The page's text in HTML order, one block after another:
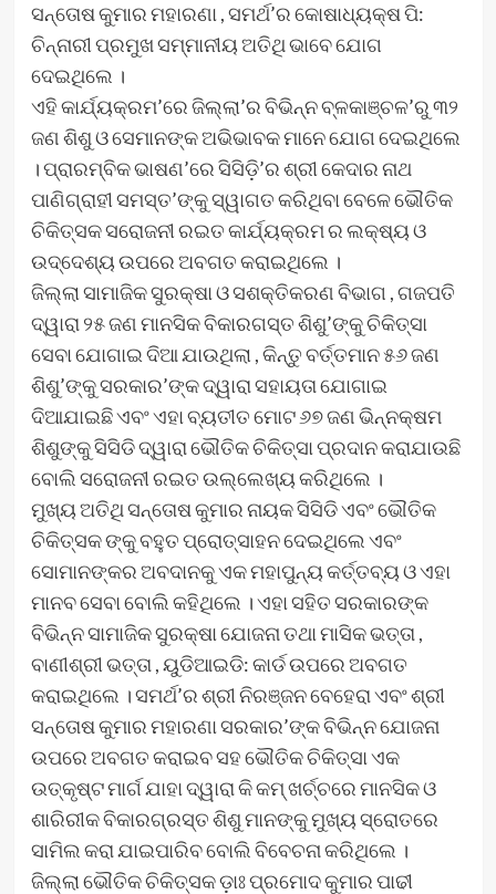
ସନ୍ତୋଷ କୁମାର ମହାରଣା , ସମର୍ଥ’ର କୋଷାଧ୍ୟକ୍ଷ ପି:
ଚିନ୍ନାରୀ ପ୍ରମୁଖ ସମ୍ମାନୀୟ ଅତିଥି ଭାବେ ଯୋଗ
ଦେଇଥିଲେ ।
ଏହି କାର୍ଯ୍ୟକ୍ରମ’ରେ ଜିଲ୍ଲା’ର ବିଭିନ୍ନ ବ୍ଳକାଞ୍ଚଳ’ରୁ ୩୨
ଜଣ ଶିଶୁ ଓ ସେମାନଙ୍କ ଅଭିଭାବକ ମାନେ ଯୋଗ ଦେଇଥିଲେ
। ପ୍ରାରମ୍ବିକ ଭାଷଣ’ରେ ସିସିଡ଼ି’ର ଶ୍ରୀ କେଦାର ନାଥ
ପାଣିଗ୍ରାହୀ ସମସ୍ତ’ଙ୍କୁ ସ୍ୱାଗତ କରିଥିବା ବେଳେ ଭୌତିକ
ଚିକିତ୍ସକ ସରୋଜନୀ ରଇତ କାର୍ଯ୍ୟକ୍ରମ ର ଲକ୍ଷ୍ୟ ଓ
ଉଦ୍ଦେଶ୍ୟ ଉପରେ ଅବଗତ କରାଇଥିଲେ ।
ଜିଲ୍ଲା ସାମାଜିକ ସୁରକ୍ଷା ଓ ସଶକ୍ତିକରଣ ବିଭାଗ , ଗଜପତି
ଦ୍ୱାରା ୨୫ ଜଣ ମାନସିକ ବିକାରଗସ୍ତ ଶିଶୁ’ଙ୍କୁ ଚିକିତ୍ସା
ସେବା ଯୋଗାଇ ଦିଆ ଯାଉଥିଲା , କିନ୍ତୁ ବର୍ତ୍ତମାନ ୫୬ ଜଣ
ଶିଶୁ’ଙ୍କୁ ସରକାର’ଙ୍କ ଦ୍ୱାରା ସହାୟତା ଯୋଗାଇ
ଦିଆଯାଇଛି ଏବଂ ଏହା ବ୍ୟତୀତ ମୋଟ ୬୭ ଜଣ ଭିନ୍ନକ୍ଷମ
ଶିଶୁଙ୍କୁ ସିସିଡି ଦ୍ୱାରା ଭୌତିକ ଚିକିତ୍ସା ପ୍ରଦାନ କରାଯାଉଛି
ବୋଲି ସରୋଜନୀ ରଇତ ଉଲ୍ଲେଖ୍ୟ କରିଥିଲେ ।
ମୁଖ୍ୟ ଅତିଥି ସନ୍ତୋଷ କୁମାର ନାୟକ ସିସିଡି ଏବଂ ଭୌତିକ
ଚିକିତ୍ସକ ଙ୍କୁ ବହୁତ ପ୍ରୋତ୍ସାହନ ଦେଇଥିଲେ ଏବଂ
ସୋମାନଙ୍କର ଅବଦାନକୁ ଏକ ମହାପୁନ୍ୟ କର୍ତ୍ତବ୍ୟ ଓ ଏହା
ମାନବ ସେବା ବୋଲି କହିଥିଲେ । ଏହା ସହିତ ସରକାରଙ୍କ
ବିଭିନ୍ନ ସାମାଜିକ ସୁରକ୍ଷା ଯୋଜନା ତଥା ମାସିକ ଭତ୍ତା ,
ବାଣୀଶ୍ରୀ ଭତ୍ତା , ୟୁଡିଆଇଡି: କାର୍ଡ ଉପରେ ଅବଗତ
କରାଇଥିଲେ । ସମର୍ଥ’ର ଶ୍ରୀ ନିରଞ୍ଜନ ବେହେରା ଏବଂ ଶ୍ରୀ
ସନ୍ତୋଷ କୁମାର ମହାରଣା ସରକାର’ଙ୍କ ବିଭିନ୍ନ ଯୋଜନା
ଉପରେ ଅବଗତ କରାଇବ ସହ ଭୌତିକ ଚିକିତ୍ସା ଏକ
ଉତ୍କୃଷ୍ଟ ମାର୍ଗ ଯାହା ଦ୍ୱାରା କି କମ୍ ଖର୍ଚ୍ଚରେ ମାନସିକ ଓ
ଶାରିରୀକ ବିକାରଗ୍ରସ୍ତ ଶିଶୁ ମାନଙ୍କୁ ମୁଖ୍ୟ ସ୍ରୋତରେ
ସାମିଲ କରା ଯାଇପାରିବ ବୋଲି ବିବେଚନା କରିଥିଲେ ।
ଜିଲ୍ଲା ଭୌତିକ ଚିକିତ୍ସକ ଡ଼ାଃ ପ୍ରମୋଦ କୁମାର ପାଢୀ